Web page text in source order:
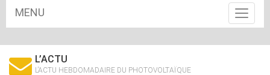
MENU
Toggle
L’ACTU
L’ACTU HEBDOMADAIRE DU PHOTOVOLTAÏQUE